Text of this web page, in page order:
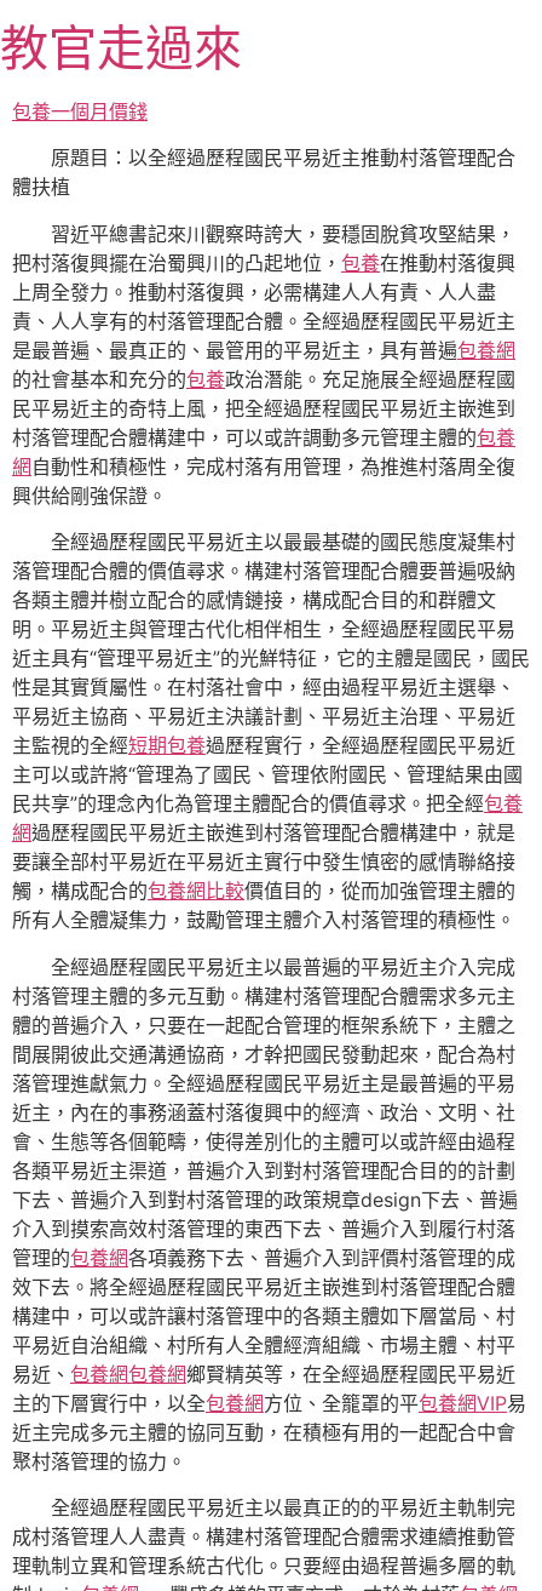
至
主
要
教官走過來
包養一個月價錢
原題目：以全經過歷程國民平易近主推動村落管理配合
體扶植
習近平總書記來川觀察時誇大，要穩固脫貧攻堅結果，
把村落復興擺在治蜀興川的凸起地位， 包養在推動村落復興
上周全發力。推動村落復興，必需構建人人有責、人人盡
責、人人享有的村落管理配合體。全經過歷程國民平易近主
是最普遍、最真正的、最管用的平易近主，具有普遍包養網
的社會基本和充分的包養政治潛能。充足施展全經過歷程國
民平易近主的奇特上風，把全經過歷程國民平易近主嵌進到
村落管理配合體構建中，可以或許調動多元管理主體的包養
網自動性和積極性，完成村落有用管理，為推進村落周全復
興供給剛強保證。
全經過歷程國民平易近主以最最基礎的國民態度凝集村
落管理配合體的價值尋求。構建村落管理配合體要普遍吸納
各類主體并樹立配合的感情鏈接，構成配合目的和群體文
明。平易近主與管理古代化相伴相生，全經過歷程國民平易
近主具有“管理平易近主”的光鮮特征，它的主體是國民，國民
性是其實質屬性。在村落社會中，經由過程平易近主選舉、
平易近主協商、平易近主決議計劃、平易近主治理、平易近
主監視的全經短期包養過歷程實行，全經過歷程國民平易近
主可以或許將“管理為了國民、管理依附國民、管理結果由國
民共享”的理念內化為管理主體配合的價值尋求。把全經包養
網過歷程國民平易近主嵌進到村落管理配合體構建中，就是
要讓全部村平易近在平易近主實行中發生慎密的感情聯絡接
觸，構成配合的包養網比較價值目的，從而加強管理主體的
所有人全體凝集力，鼓勵管理主體介入村落管理的積極性。
全經過歷程國民平易近主以最普遍的平易近主介入完成
村落管理主體的多元互動。構建村落管理配合體需求多元主
體的普遍介入，只要在一起配合管理的框架系統下，主體之
間展開彼此交通溝通協商，才幹把國民發動起來，配合為村
落管理進獻氣力。全經過歷程國民平易近主是最普遍的平易
近主，內在的事務涵蓋村落復興中的經濟、政治、文明、社
會、生態等各個範疇，使得差別化的主體可以或許經由過程
各類平易近主渠道，普遍介入到對村落管理配合目的的計劃
下去、普遍介入到對村落管理的政策規章design下去、普遍
介入到摸索高效村落管理的東西下去、普遍介入到履行村落
管理的包養網各項義務下去、普遍介入到評價村落管理的成
效下去。將全經過歷程國民平易近主嵌進到村落管理配合體
構建中，可以或許讓村落管理中的各類主體如下層當局、村
平易近自治組織、村所有人全體經濟組織、市場主體、村平
易近、 包養網包養網鄉賢精英等，在全經過歷程國民平易近
主的下層實行中，以全包養網方位、全籠罩的平包養網VIP易
近主完成多元主體的協同互動，在積極有用的一起配合中會
聚村落管理的協力。
全經過歷程國民平易近主以最真正的的平易近主軌制完
成村落管理人人盡責。構建村落管理配合體需求連續推動管
理軌制立異和管理系統古代化。只要經由過程普遍多層的軌